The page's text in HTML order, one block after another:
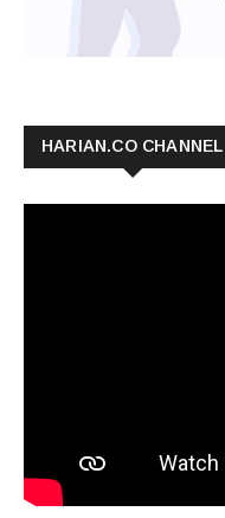
HARIAN.CO CHANNEL